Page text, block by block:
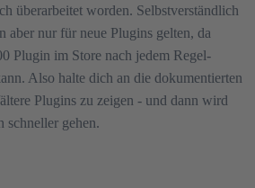
überarbeitet worden. Selbstverständlich
aber nur für neue Plugins gelten, da
Plugin im Store nach jedem Regel-
Also halte dich an die dokumentierten
Plugins zu zeigen - und dann wird
schneller gehen.